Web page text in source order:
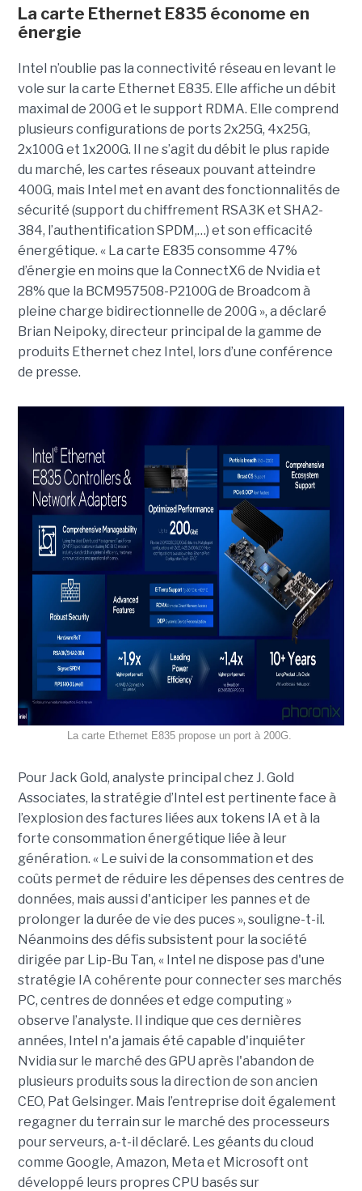
La carte Ethernet E835 économe en
énergie
Intel n’oublie pas la connectivité réseau en levant le
vole sur la carte Ethernet E835. Elle affiche un débit
maximal de 200G et le support RDMA. Elle comprend
plusieurs configurations de ports 2x25G, 4x25G,
2x100G et 1x200G. Il ne s’agit du débit le plus rapide
du marché, les cartes réseaux pouvant atteindre
400G, mais Intel met en avant des fonctionnalités de
sécurité (support du chiffrement RSA3K et SHA2-
384, l’authentification SPDM,…) et son efficacité
énergétique. « La carte E835 consomme 47%
d’énergie en moins que la ConnectX6 de Nvidia et
28% que la BCM957508-P2100G de Broadcom à
pleine charge bidirectionnelle de 200G », a déclaré
Brian Neipoky, directeur principal de la gamme de
produits Ethernet chez Intel, lors d’une conférence
de presse.
La carte Ethernet E835 propose un port à 200G.
Pour Jack Gold, analyste principal chez J. Gold
Associates, la stratégie d’Intel est pertinente face à
l’explosion des factures liées aux tokens IA et à la
forte consommation énergétique liée à leur
génération. « Le suivi de la consommation et des
coûts permet de réduire les dépenses des centres de
données, mais aussi d'anticiper les pannes et de
prolonger la durée de vie des puces », souligne-t-il.
Néanmoins des défis subsistent pour la société
dirigée par Lip-Bu Tan, « Intel ne dispose pas d'une
stratégie IA cohérente pour connecter ses marchés
PC, centres de données et edge computing »
observe l’analyste. Il indique que ces dernières
années, Intel n'a jamais été capable d'inquiéter
Nvidia sur le marché des GPU après l'abandon de
plusieurs produits sous la direction de son ancien
CEO, Pat Gelsinger. Mais l’entreprise doit également
regagner du terrain sur le marché des processeurs
pour serveurs, a-t-il déclaré. Les géants du cloud
comme Google, Amazon, Meta et Microsoft ont
développé leurs propres CPU basés sur